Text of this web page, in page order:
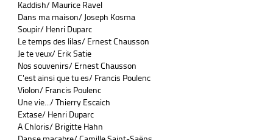
Kaddish/ Maurice Ravel
Dans ma maison/ Joseph Kosma
Soupir/ Henri Duparc
Le temps des lilas/ Ernest Chausson
Je te veux/ Erik Satie
Nos souvenirs/ Ernest Chausson
C'est ainsi que tu es/ Francis Poulenc
Violon/ Francis Poulenc
Une vie.../ Thierry Escaich
Extase/ Henri Duparc
A Chloris/ Brigitte Hahn